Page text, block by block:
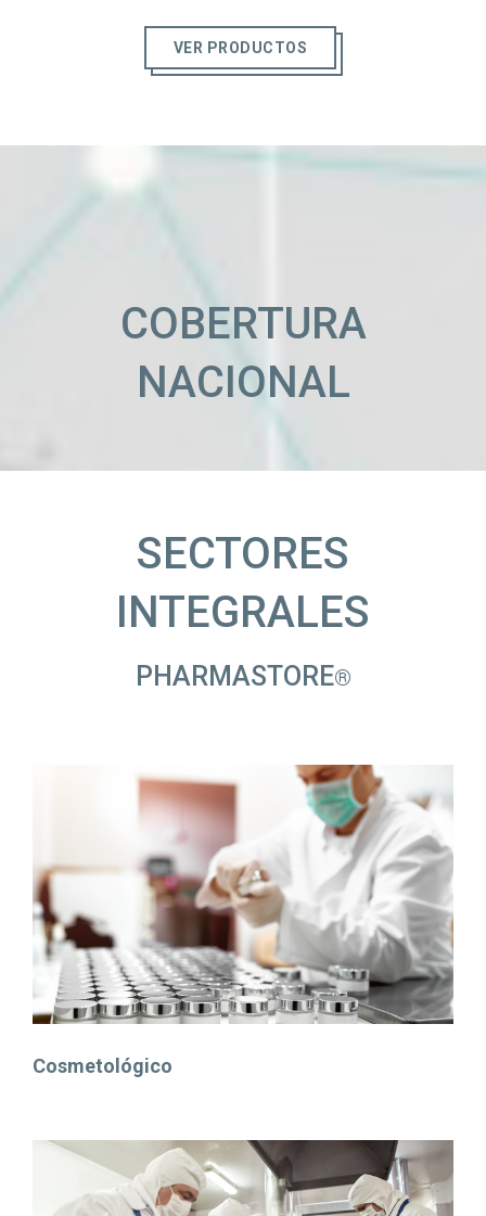
VER PRODUCTOS
COBERTURA
NACIONAL
SECTORES
INTEGRALES
PHARMASTORE®
Cosmetológico